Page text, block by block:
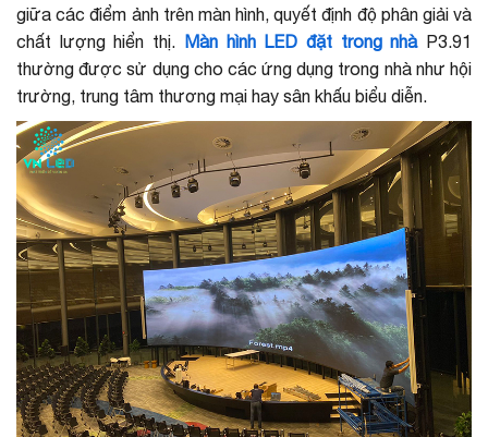
giữa các điểm ảnh trên màn hình, quyết định độ phân giải và
chất lượng hiển thị.
Màn hình LED đặt trong nhà P3.91
thường được sử dụng cho các ứng dụng trong nhà như hội
trường, trung tâm thương mại hay sân khấu biểu diễn.